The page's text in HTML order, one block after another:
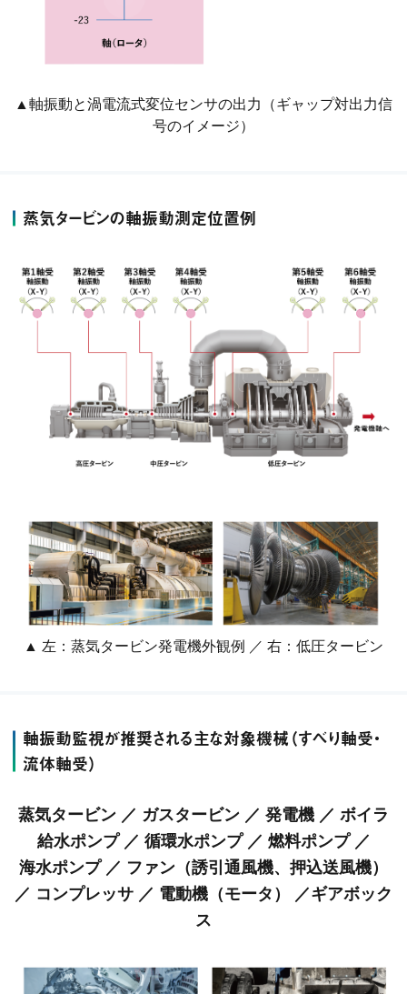
▲軸振動と渦電流式変位センサの出力（ギャップ対出力信
号のイメージ）
蒸気タービンの軸振動測定位置例
▲ 左：蒸気タービン発電機外観例 ／ 右：低圧タービン
軸振動監視が推奨される主な対象機械（すべり軸受・
流体軸受）
蒸気タービン ／ ガスタービン ／ 発電機 ／ ボイラ
給水ポンプ ／ 循環水ポンプ ／ 燃料ポンプ ／
海水ポンプ ／ ファン（誘引通風機、押込送風機）
／ コンプレッサ ／ 電動機（モータ） ／ギアボック
ス